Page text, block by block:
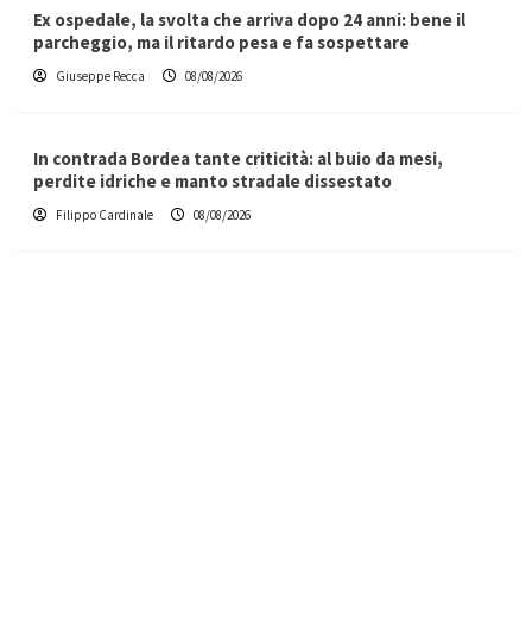
Ex ospedale, la svolta che arriva dopo 24 anni: bene il
parcheggio, ma il ritardo pesa e fa sospettare
Giuseppe Recca 08/08/2026
In contrada Bordea tante criticità: al buio da mesi,
perdite idriche e manto stradale dissestato
Filippo Cardinale 08/08/2026